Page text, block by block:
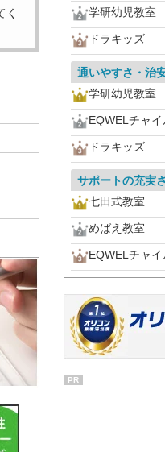
く
学研幼児教室
ドラキッズ
通いやすさ・治
学研幼児教室
EQWELチャ
ドラキッズ
サポートの充実さ
七田式教室
めばえ教室
EQWELチャ
PR